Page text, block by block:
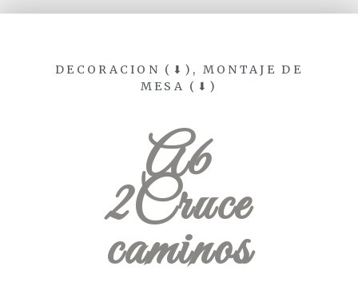
DECORACION (⬇) , MONTAJE DE
MESA (⬇)
A6
2Cruce
caminos